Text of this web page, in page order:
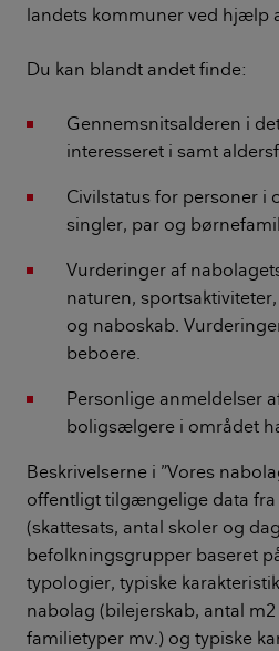
landets kommuner ved hjælp
Du kan blandt andet finde:
Gennemsnitsalderen i
interesseret i samt
Civilstatus for personer i
singler, par og
Vurderinger af
naturen,
og naboskab.
beboere.
Personlige anmeldelser
boligsælgere i området
Beskrivelserne i ”Vores
offentligt tilgængelige data
(skattesats, antal skoler og
befolkningsgrupper baseret
typologier, typiske
nabolag (bilejerskab, antal
familietyper mv.) og typiske